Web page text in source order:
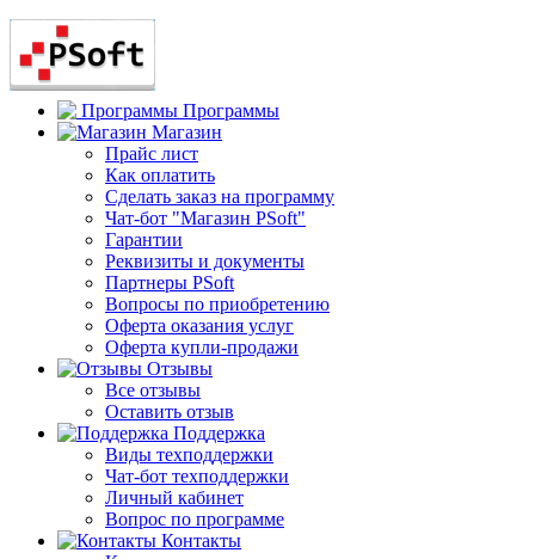
Программы
Магазин
Прайс лист
Как оплатить
Сделать заказ на программу
Чат-бот "Магазин PSoft"
Гарантии
Реквизиты и документы
Партнеры PSoft
Вопросы по приобретению
Оферта оказания услуг
Оферта купли-продажи
Отзывы
Все отзывы
Оставить отзыв
Поддержка
Виды техподдержки
Чат-бот техподдержки
Личный кабинет
Вопрос по программе
Контакты